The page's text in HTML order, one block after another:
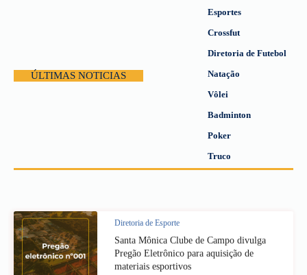
ÚLTIMAS NOTICIAS
Esportes
Crossfut
Diretoria de Futebol
Natação
Vôlei
Badminton
Poker
Truco
Diretoria de Esporte
Santa Mônica Clube de Campo divulga
Pregão Eletrônico para aquisição de
materiais esportivos